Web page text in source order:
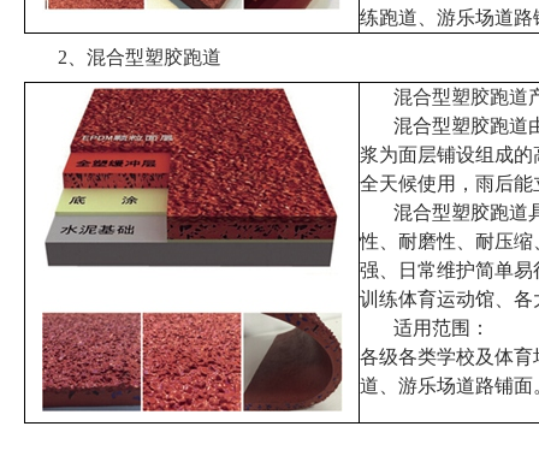
练跑道、游乐场道路
2、 混合型塑胶跑道
混合型塑胶跑道
混合型塑胶跑道
浆为面层铺设组成
全天候使用，雨后能
混合型塑胶跑道
性、耐磨性、耐压
强、日常维护简单
训练体育运动馆、
适用范围：
各级各类学校及体
道、游乐场道路铺面